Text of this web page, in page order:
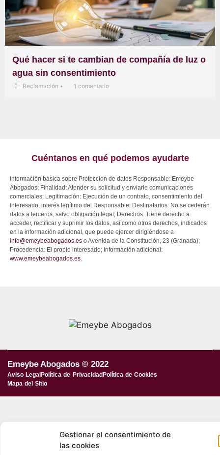
Gestionar el consentimiento de
las cookies
Qué hacer si te cambian de compañía de luz o
agua sin consentimiento
Reclamación • 1 comentario
Cuéntanos en qué podemos ayudarte
Información básica sobre Protección de datos Responsable: Emeybe
Abogados; Finalidad: Atender su solicitud y enviarle comunicaciones
comerciales; Legitimación: Ejecución de un contrato, consentimiento del
interesado, interés legítimo del Responsable; Destinatarios: No se cederán
datos a terceros, salvo obligación legal; Derechos: Tiene derecho a
acceder, rectificar y suprimir los datos, así como otros derechos, indicados
en la información adicional, que puede ejercer dirigiéndose a
info@emeybeabogados.es o Avenida de la Constitución, 23 (Granada);
Procedencia: El propio interesado; Información adicional:
www.emeybeabogados.es.
Emeybe Abogados © 2022
Aviso LegalPolítica de PrivacidadPolítica de Cookies
Mapa del Sitio